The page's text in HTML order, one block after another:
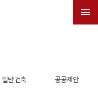

일반 건축 공공제안